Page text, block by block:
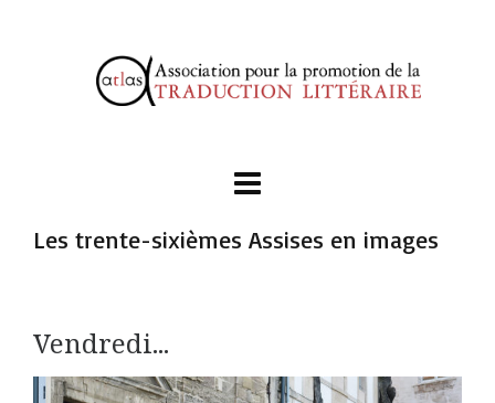
Les trente-sixièmes Assises en images
Vendredi...